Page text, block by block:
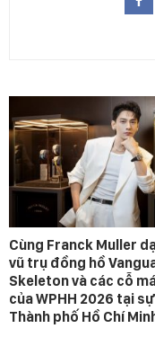
Cùng Franck Muller
vũ trụ đồng hồ
Skeleton và các cỗ
của WPHH 2026 tại
Thành phố Hồ Chí